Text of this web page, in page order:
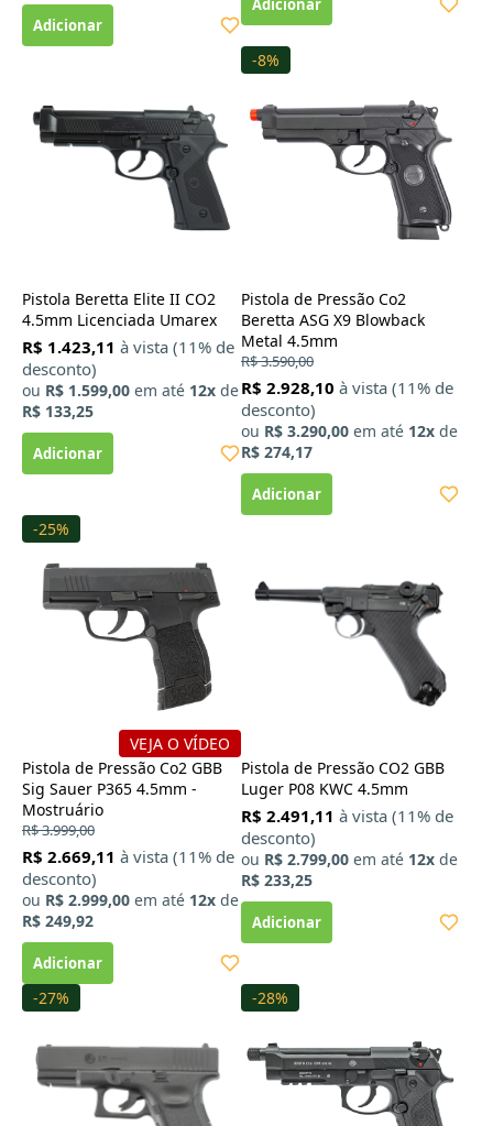
Pistola Beretta Elite II CO2
4.5mm Licenciada Umarex
R$ 1.423,11 à vista (11% de
desconto)
ou R$ 1.599,00 em até 12x de
R$ 133,25
-8%
Pistola de Pressão Co2
Beretta ASG X9 Blowback
Metal 4.5mm
R$ 3.590,00
R$ 2.928,10 à vista (11% de
desconto)
ou R$ 3.290,00 em até 12x de
R$ 274,17
-25%
VEJA O VÍDEO
Pistola de Pressão Co2 GBB
Sig Sauer P365 4.5mm -
Mostruário
R$ 3.999,00
R$ 2.669,11 à vista (11% de
desconto)
ou R$ 2.999,00 em até 12x de
R$ 249,92
Pistola de Pressão CO2 GBB
Luger P08 KWC 4.5mm
R$ 2.491,11 à vista (11% de
desconto)
ou R$ 2.799,00 em até 12x de
R$ 233,25
-27% -28%